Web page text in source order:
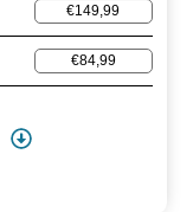
€149,99
€84,99